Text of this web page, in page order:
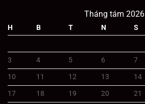
Tháng tám 2026
H B T N S
3
4 5 6 7
10
11 12 13 14
17
18 19 20 21